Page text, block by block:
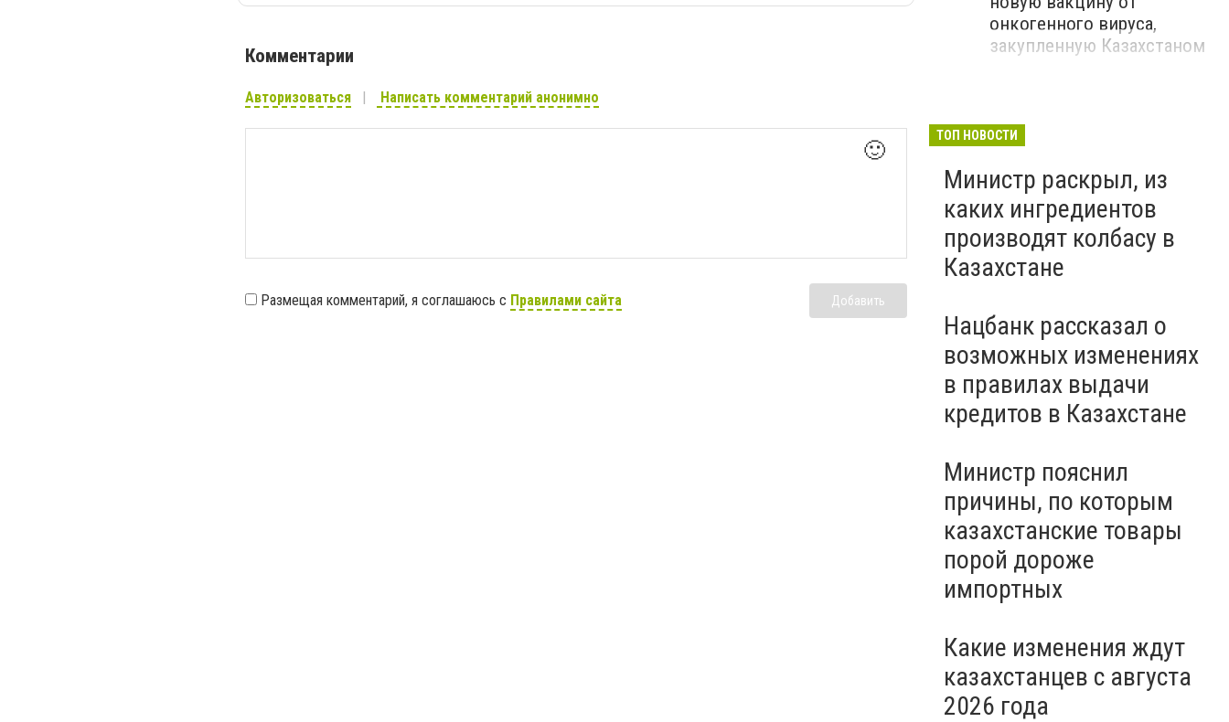
Комментарии
Авторизоваться Написать комментарий анонимно
🙂
Размещая комментарий, я соглашаюсь с Правилами сайта Добавить
онкогенного вируса,
закупленную Казахстаном
ТОП НОВОСТИ
Министр раскрыл, из
каких ингредиентов
производят колбасу в
Казахстане
Нацбанк рассказал о
возможных изменениях
в правилах выдачи
кредитов в Казахстане
Министр пояснил
причины, по которым
казахстанские товары
порой дороже
импортных
Какие изменения ждут
казахстанцев с августа
2026 года